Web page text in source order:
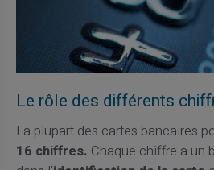
Le rôle des différents
La plupart des cartes bancaires
16 chiffres. Chaque chiffre a un